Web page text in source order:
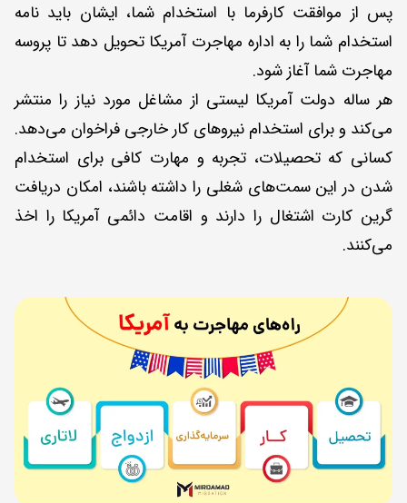
پس از موافقت کارفرما با استخدام شما، ایشان باید نامه
استخدام شما را به اداره مهاجرت آمریکا تحویل دهد تا پروسه
مهاجرت شما آغاز شود.
هر ساله دولت آمریکا لیستی از مشاغل مورد نیاز را منتشر
می‌کند و برای استخدام نیروهای کار خارجی فراخوان می‌دهد.
کسانی که تحصیلات، تجربه و مهارت کافی برای استخدام
شدن در این سمت‌های شغلی را داشته باشند، امکان دریافت
گرین کارت اشتغال را دارند و اقامت دائمی آمریکا را اخذ
می‌کنند.